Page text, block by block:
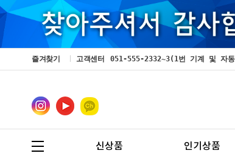
즐겨찾기 고객센터 051-555-2332~3(1번 기계 및 자
신상품 인기상품